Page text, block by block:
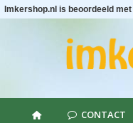
Imkershop.nl is beoordeeld met
CONTACT